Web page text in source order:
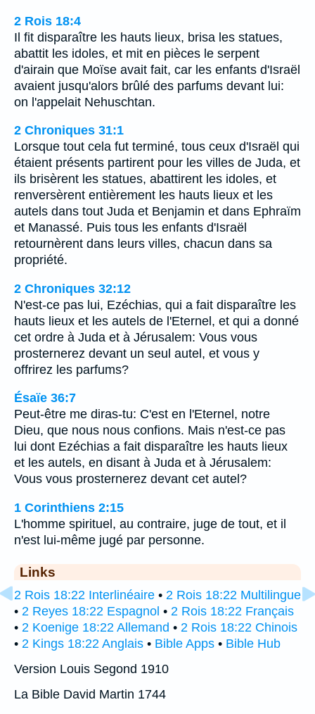
2 Rois 18:4
Il fit disparaître les hauts lieux, brisa les statues,
abattit les idoles, et mit en pièces le serpent
d'airain que Moïse avait fait, car les enfants d'Israël
avaient jusqu'alors brûlé des parfums devant lui:
on l'appelait Nehuschtan.
2 Chroniques 31:1
Lorsque tout cela fut terminé, tous ceux d'Israël qui
étaient présents partirent pour les villes de Juda, et
ils brisèrent les statues, abattirent les idoles, et
renversèrent entièrement les hauts lieux et les
autels dans tout Juda et Benjamin et dans Ephraïm
et Manassé. Puis tous les enfants d'Israël
retournèrent dans leurs villes, chacun dans sa
propriété.
2 Chroniques 32:12
N'est-ce pas lui, Ezéchias, qui a fait disparaître les
hauts lieux et les autels de l'Eternel, et qui a donné
cet ordre à Juda et à Jérusalem: Vous vous
prosternerez devant un seul autel, et vous y
offrirez les parfums?
Ésaïe 36:7
Peut-être me diras-tu: C'est en l'Eternel, notre
Dieu, que nous nous confions. Mais n'est-ce pas
lui dont Ezéchias a fait disparaître les hauts lieux
et les autels, en disant à Juda et à Jérusalem:
Vous vous prosternerez devant cet autel?
1 Corinthiens 2:15
L'homme spirituel, au contraire, juge de tout, et il
n'est lui-même jugé par personne.
Links
2 Rois 18:22 Interlinéaire • 2 Rois 18:22 Multilingue
• 2 Reyes 18:22 Espagnol • 2 Rois 18:22 Français
• 2 Koenige 18:22 Allemand • 2 Rois 18:22 Chinois
• 2 Kings 18:22 Anglais • Bible Apps • Bible Hub
Version Louis Segond 1910
La Bible David Martin 1744